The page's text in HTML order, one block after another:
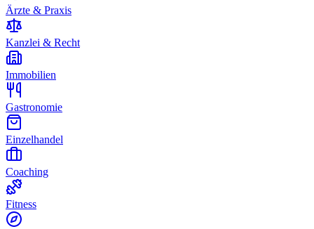
Ärzte & Praxis
Kanzlei & Recht
Immobilien
Gastronomie
Einzelhandel
Coaching
Fitness